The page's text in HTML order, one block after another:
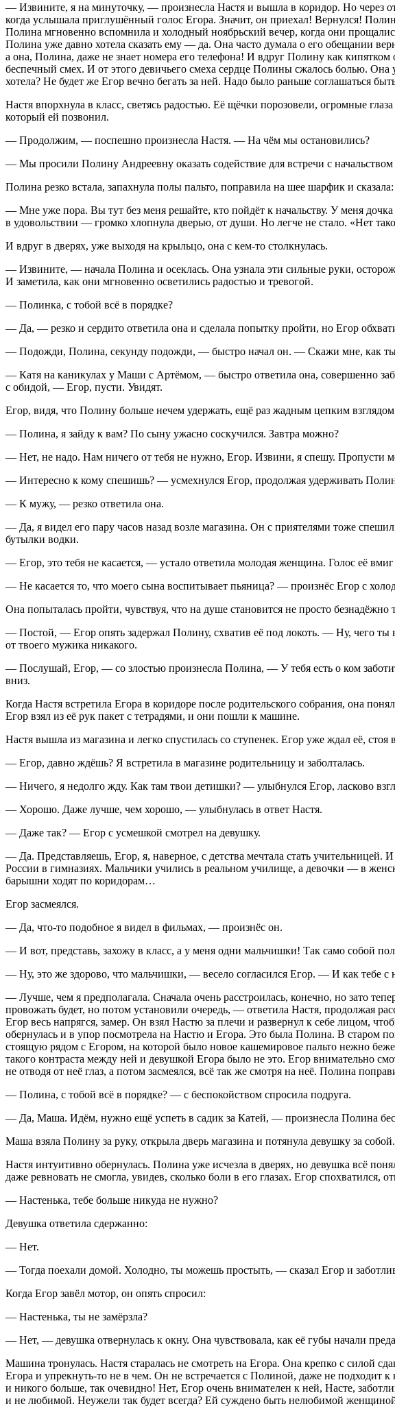
— Извините, я на минуточку, — произнесла Настя и вышла в коридор. Но через
когда услышала приглушённый голос Егора. Значит, он приехал! Вернулся!
Полина мгновенно вспомнила и холодный ноябрьский вечер, когда они
Полина уже давно хотела сказать ему — да. Она часто думала о его обещании
а она, Полина, даже не знает номера его телефона! И вдруг Полину как
беспечный смех. И от этого девичьего смеха сердце Полины сжалось болью. Она
хотела? Не будет же Егор вечно бегать за ней. Надо было раньше соглашаться
Настя впорхнула в класс, светясь радостью. Её щёчки порозовели, огромные
который ей позвонил.
— Продолжим, — поспешно произнесла Настя. — На чём мы остановились?
— Мы просили Полину Андреевну оказать содействие для встречи с
Полина резко встала, запахнула полы пальто, поправила на шее шарфик и сказала:
— Мне уже пора. Вы тут без меня решайте, кто пойдёт к начальству. У меня
в удовольствии — громко хлопнула дверью, от души. Но легче не стало. «Нет
И вдруг в дверях, уже выходя на крыльцо, она с кем-то столкнулась.
— Извините, — начала Полина и осеклась. Она узнала эти сильные руки,
И заметила, как они мгновенно осветились радостью и тревогой.
— Полинка, с тобой всё в порядке?
— Да, — резко и сердито ответила она и сделала попытку пройти, но Егор
— Подожди, Полина, секунду подожди, — быстро начал он. — Скажи мне, как
— Катя на каникулах у Маши с Артёмом, — быстро ответила она, совершенно
с обидой, — Егор, пусти. Увидят.
Егор, видя, что Полину больше нечем удержать, ещё раз жадным цепким
— Полина, я зайду к вам? По сыну ужасно соскучился. Завтра можно?
— Нет, не надо. Нам ничего от тебя не нужно, Егор. Извини, я спешу. Пропусти
— Интересно к кому спешишь? — усмехнулся Егор, продолжая удерживать
— К мужу, — резко ответила она.
— Да, я видел его пару часов назад возле магазина. Он с приятелями тоже
бутылки водки.
— Егор, это тебя не касается, — устало ответила молодая женщина. Голос её
— Не касается то, что моего сына воспитывает пьяница? — произнёс Егор с
Она попыталась пройти, чувствуя, что на душе становится не просто безнадёжно
— Постой, — Егор опять задержал Полину, схватив её под локоть. — Ну, чего ты
от твоего мужика никакого.
— Послушай, Егор, — со злостью произнесла Полина, — У тебя есть о ком
вниз.
Когда Настя встретила Егора в коридоре после родительского собрания, она
Егор взял из её рук пакет с тетрадями, и они пошли к машине.
Настя вышла из магазина и легко спустилась со ступенек. Егор уже ждал её,
— Егор, давно ждёшь? Я встретила в магазине родительницу и заболталась.
— Ничего, я недолго жду. Как там твои детишки? — улыбнулся Егор, ласково
— Хорошо. Даже лучше, чем хорошо, — улыбнулась в ответ Настя.
— Даже так? — Егор с усмешкой смотрел на девушку.
— Да. Представляешь, Егор, я, наверное, с детства мечтала стать
России в гимназиях. Мальчики учились в реальном училище, а девочки — в
барышни ходят по коридорам…
Егор засмеялся.
— Да, что-то подобное я видел в фильмах, — произнёс он.
— И вот, представь, захожу в класс, а у меня одни мальчишки! Так само собой
— Ну, это же здорово, что мальчишки, — весело согласился Егор. — И как тебе с
— Лучше, чем я предполагала. Сначала очень расстроилась, конечно, но зато
провожать будет, но потом установили очередь, — ответила Настя, продолжая
Егор весь напрягся, замер. Он взял Настю за плечи и развернул к себе лицом,
обернулась и в упор посмотрела на Настю и Егора. Это была Полина. В старом
стоящую рядом с Егором, на которой было новое кашемировое пальто нежно
такого контраста между ней и девушкой Егора было не это. Егор внимательно
не отводя от неё глаз, а потом засмеялся, всё так же смотря на неё. Полина
— Полина, с тобой всё в порядке? — с беспокойством спросила подруга.
— Да, Маша. Идём, нужно ещё успеть в садик за Катей, — произнесла Полина
Маша взяла Полину за руку, открыла дверь магазина и потянула девушку за собой.
Настя интуитивно обернулась. Полина уже исчезла в дверях, но девушка всё
даже ревновать не смогла, увидев, сколько боли в его глазах. Егор спохватился,
— Настенька, тебе больше никуда не нужно?
Девушка ответила сдержанно:
— Нет.
— Тогда поехали домой. Холодно, ты можешь простыть, — сказал Егор и
Когда Егор завёл мотор, он опять спросил:
— Настенька, ты не замёрзла?
— Нет, — девушка отвернулась к окну. Она чувствовала, как её губы начали
Машина тронулась. Настя старалась не смотреть на Егора. Она крепко с силой
Егора и упрекнуть-то не в чем. Он не встречается с Полиной, даже не подходит
и никого больше, так очевидно! Нет, Егор очень внимателен к ней, Насте,
и не любимой. Неужели так будет всегда? Ей суждено быть нелюбимой